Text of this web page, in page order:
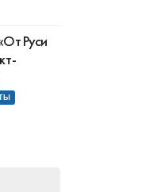
Руси